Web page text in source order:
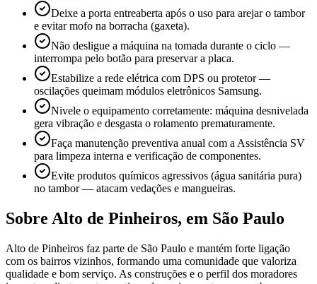
Deixe a porta entreaberta após o uso para arejar o tambor
e evitar mofo na borracha (gaxeta).
Não desligue a máquina na tomada durante o ciclo —
interrompa pelo botão para preservar a placa.
Estabilize a rede elétrica com DPS ou protetor —
oscilações queimam módulos eletrônicos Samsung.
Nivele o equipamento corretamente: máquina desnivelada
gera vibração e desgasta o rolamento prematuramente.
Faça manutenção preventiva anual com a Assistência SV
para limpeza interna e verificação de componentes.
Evite produtos químicos agressivos (água sanitária pura)
no tambor — atacam vedações e mangueiras.
Sobre Alto de Pinheiros, em São Paulo
Alto de Pinheiros faz parte de São Paulo e mantém forte ligação
com os bairros vizinhos, formando uma comunidade que valoriza
qualidade e bom serviço. As construções e o perfil dos moradores